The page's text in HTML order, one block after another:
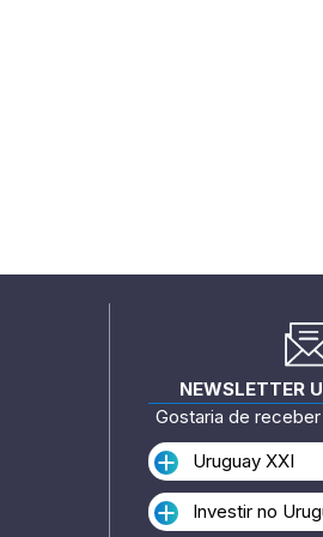
NEWSLETTER
Gostaria de
Uruguay XXI
Investir no